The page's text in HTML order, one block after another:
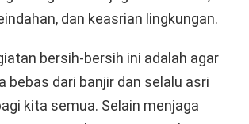
dan keasrian lingkungan.
bersih-bersih ini adalah agar
bebas dari banjir dan selalu asri
kita semua. Selain menjaga